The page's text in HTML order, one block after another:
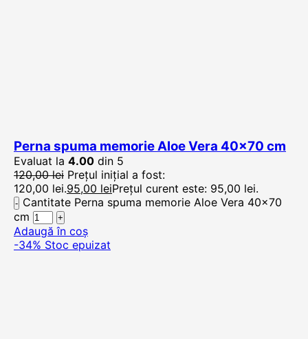
Perna spuma memorie Aloe Vera 40×70 cm
Evaluat la 4.00 din 5
120,00lei Prețul inițial a fost:
120,00 lei.95,00 leiPrețul curent este: 95,00 lei.
Cantitate Perna spuma memorie Aloe Vera 40x70
cm
Adaugă în coș
-34% Stoc epuizat